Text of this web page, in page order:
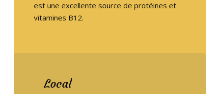
est une excellente source de protéines et
vitamines B12.
Local